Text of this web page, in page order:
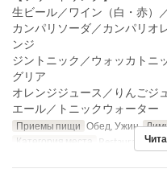
生ビール／ワイン（白・赤）
カンパリソーダ／カンパリオ
ンジ
ジントニック／ウォッカトニ
グリア
オレンジジュース／りんごジ
エール／トニックウォーター
Приемы пищи Обед, Ужин
Категория места
Restaurant